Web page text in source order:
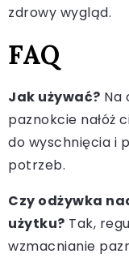
zdrowy wygląd.
FAQ
Jak używać? Na
paznokcie nałóż
do wyschnięcia i
potrzeb.
Czy odżywka
użytku? Tak,
wzmacnianie